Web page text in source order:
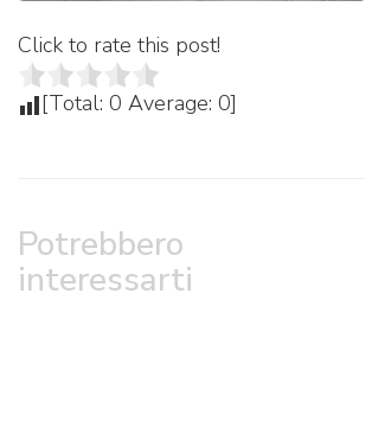
Click to rate this post!
[Total: 0 Average: 0]
Potrebbero
interessarti